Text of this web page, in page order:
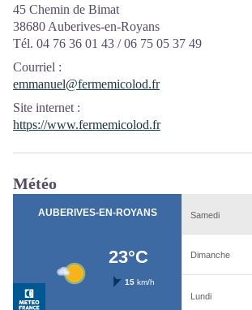
45 Chemin de Bimat
38680 Auberives-en-Royans
Tél. 04 76 36 01 43 / 06 75 05 37 49
Courriel :
emmanuel@fermemicolod.fr
Site internet :
https://www.fermemicolod.fr
Météo